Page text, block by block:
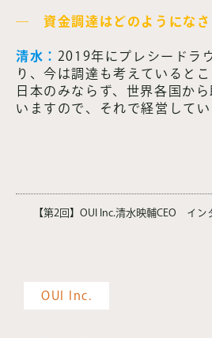
― 資金調達はどのようになさ
清水： 2019年にプレシードラ
り、今は調達も考えていると
日本のみならず、世界各国か
いますので、それで経営してい
【第2回】OUI Inc.清水映輔CEO イ
OUI Inc.